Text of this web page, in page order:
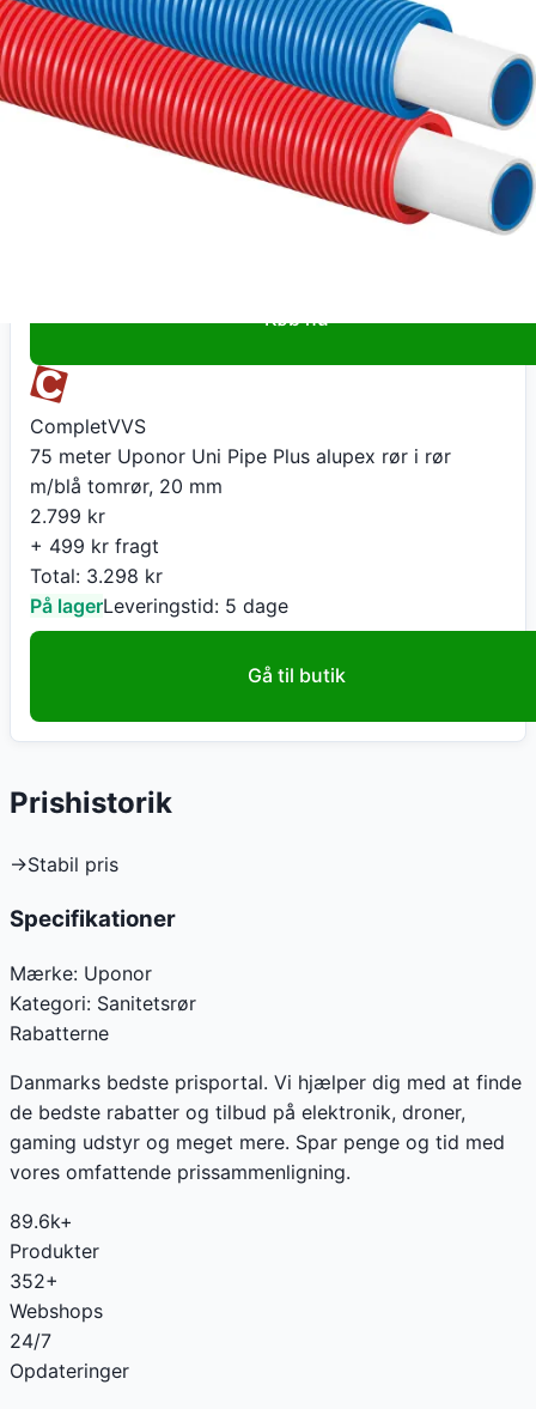
CompletVVS
75 meter Uponor Uni Pipe Plus alupex rør i rør
m/blå tomrør, 20 mm
2.799kr
Køb nu
CompletVVS
75 meter Uponor Uni Pipe Plus alupex rør i rør
m/blå tomrør, 20 mm
2.799 kr
+ 499 kr fragt
Total: 3.298 kr
På lagerLeveringstid: 5 dage
Gå til butik
Prishistorik
→Stabil pris
Specifikationer
Mærke: Uponor
Kategori: Sanitetsrør
Rabatterne
Danmarks bedste prisportal. Vi hjælper dig med at finde
de bedste rabatter og tilbud på elektronik, droner,
gaming udstyr og meget mere. Spar penge og tid med
vores omfattende prissammenligning.
89.6k+
Produkter
352+
Webshops
24/7
Opdateringer